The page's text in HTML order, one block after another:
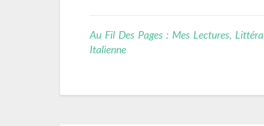
Au Fil Des Pages : Mes Lectures,
Italienne